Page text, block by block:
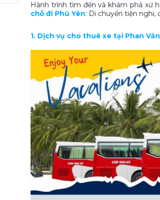
Hành trình tìm đến và khám phá xứ
chỗ đi Phú Yên: Di chuyển tiện nghi,
1. Dịch vụ cho thuê xe tại Phan